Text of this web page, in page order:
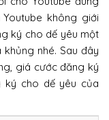
không giới
ký cho dế yêu một
nhé. Sau đây
giá cước đăng ký
ký cho dế yêu của